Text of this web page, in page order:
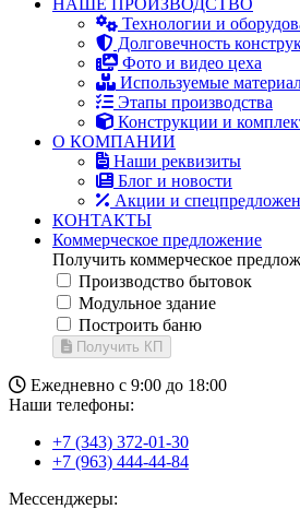
Технологии и
Долговечность
Фото и видео цеха
Используемые
Этапы производства
Конструкции и
О КОМПАНИИ
Наши реквизиты
Блог и новости
Акции и
КОНТАКТЫ
Коммерческое предложение
Получить коммерческое
Производство бытовок
Модульное здание
Построить баню
Получить КП
Ежедневно с 9:00 до 18:00
Наши телефоны:
+7 (343) 372-01-30
+7 (963) 444-44-84
Мессенджеры: